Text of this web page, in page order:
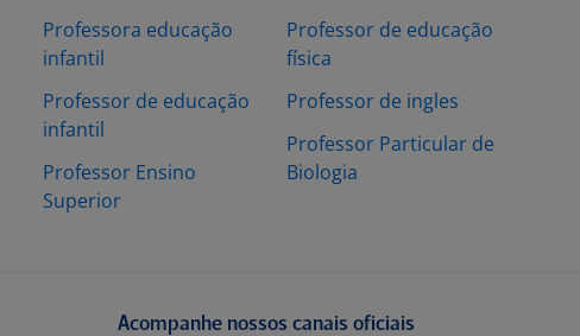
Professora educação
infantil
Professor de educação
infantil
Professor Ensino
Superior
Professor de educação
física
Professor de ingles
Professor Particular de
Biologia
Acompanhe nossos canais oficiais